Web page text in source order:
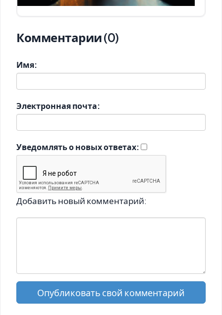
Комментарии (0)
Имя:
Электронная почта:
Уведомлять о новых ответах:
Добавить новый комментарий:
Опубликовать свой комментарий